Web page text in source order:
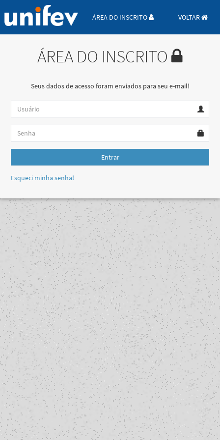
ÁREA DO INSCRITO VOLTAR
ÁREA DO INSCRITO
Seus dados de acesso foram enviados para seu e-mail!
Entrar
Esqueci minha senha!